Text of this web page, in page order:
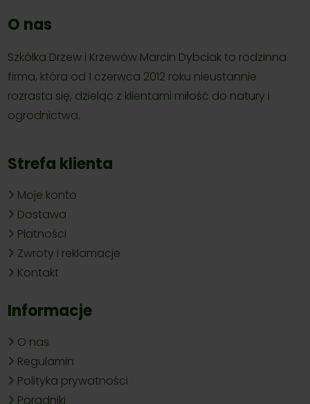
O nas
Szkółka Drzew i Krzewów Marcin Dybciak to rodzinna
firma, która od 1 czerwca 2012 roku nieustannie
rozrasta się, dzieląc z klientami miłość do natury i
ogrodnictwa.
Strefa klienta
Moje konto
Dostawa
Płatności
Zwroty i reklamacje
Kontakt
Informacje
O nas
Regulamin
Polityka prywatności
Poradniki